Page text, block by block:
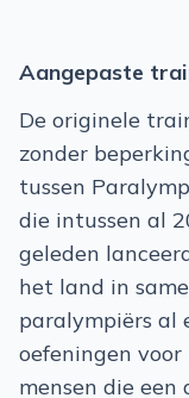
Aangepaste
De originele
zonder
tussen
die intussen al
geleden
het land in
paralympiërs al
oefeningen
mensen die een